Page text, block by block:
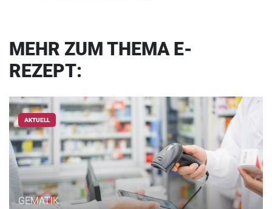
MEHR ZUM THEMA E-
REZEPT:
AKTUELL
GEMATIK